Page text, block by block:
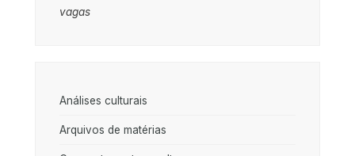
vagas
Análises culturais
Arquivos de matérias